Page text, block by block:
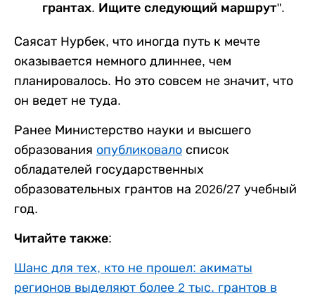
грантах. Ищите следующий маршрут".
Саясат Нурбек, что иногда путь к мечте
оказывается немного длиннее, чем
планировалось. Но это совсем не значит, что
он ведет не туда.
Ранее Министерство науки и высшего
образования опубликовало список
обладателей государственных
образовательных грантов на 2026/27 учебный
год.
Читайте также:
Шанс для тех, кто не прошел: акиматы
регионов выделяют более 2 тыс. грантов в